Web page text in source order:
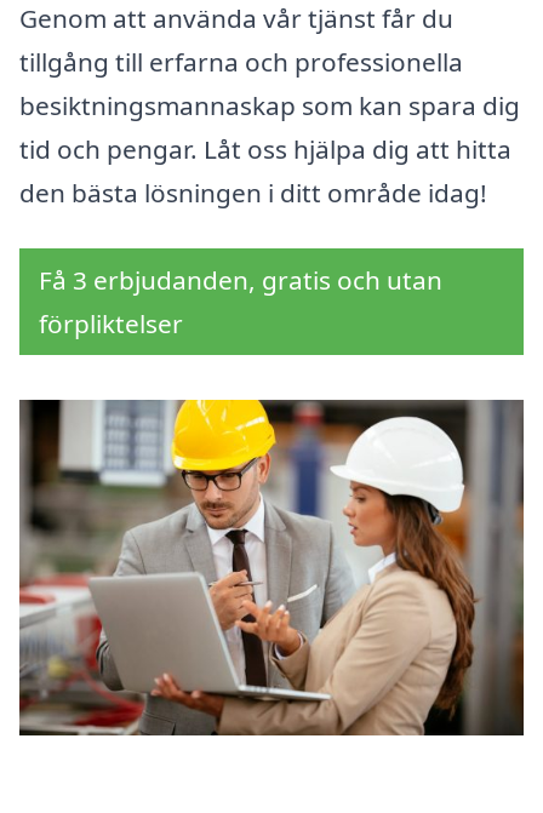
Genom att använda vår tjänst får du
tillgång till erfarna och professionella
besiktningsmannaskap som kan spara dig
tid och pengar. Låt oss hjälpa dig att hitta
den bästa lösningen i ditt område idag!
Få 3 erbjudanden, gratis och utan
förpliktelser